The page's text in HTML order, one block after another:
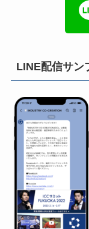
LINE配信サン